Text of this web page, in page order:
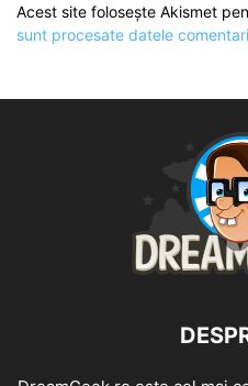
Acest site folosește Akismet
sunt procesate datele